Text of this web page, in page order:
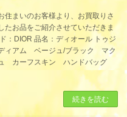
住まいのお客様より、お買取りさ
たお品をご紹介させていただきま
：DIOR 品名：ディオール トゥジ
ィアム ベージュ/ブラック マク
カーフスキン ハンドバッグ
続きを読む